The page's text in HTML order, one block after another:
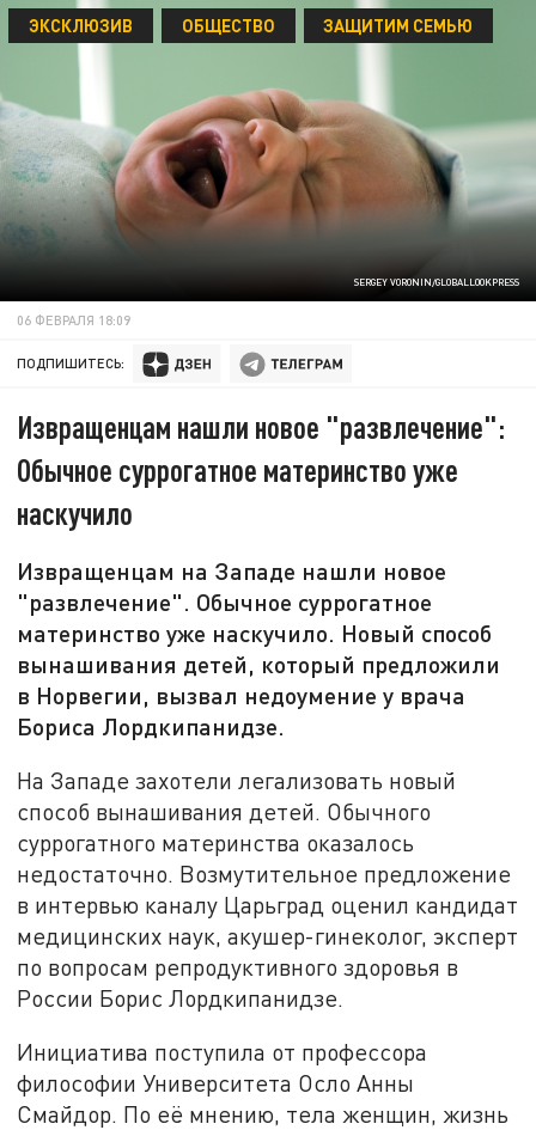
SERGEY VORONIN/GLOBALLOOKPRESS
ЭКСКЛЮЗИВ ОБЩЕСТВО ЗАЩИТИМ СЕМЬЮ
06 ФЕВРАЛЯ 18:09
ПОДПИШИТЕСЬ:
Извращенцам нашли новое "развлечение":
Обычное суррогатное материнство уже
наскучило
Извращенцам на Западе нашли новое
"развлечение". Обычное суррогатное
материнство уже наскучило. Новый способ
вынашивания детей, который предложили
в Норвегии, вызвал недоумение у врача
Бориса Лордкипанидзе.
На Западе захотели легализовать новый
способ вынашивания детей. Обычного
суррогатного материнства оказалось
недостаточно. Возмутительное предложение
в интервью каналу Царьград оценил кандидат
медицинских наук, акушер-гинеколог, эксперт
по вопросам репродуктивного здоровья в
России Борис Лордкипанидзе.
Инициатива поступила от профессора
философии Университета Осло Анны
Смайдор. По её мнению, тела женщин, жизнь